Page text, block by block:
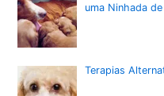
uma Ninhada
Terapias